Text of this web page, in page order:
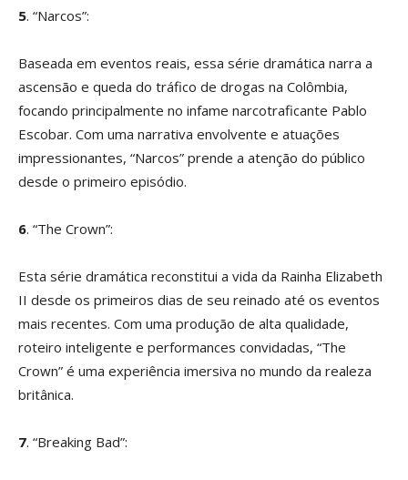
5. “Narcos”:
Baseada em eventos reais, essa série dramática narra a
ascensão e queda do tráfico de drogas na Colômbia,
focando principalmente no infame narcotraficante Pablo
Escobar. Com uma narrativa envolvente e atuações
impressionantes, “Narcos” prende a atenção do público
desde o primeiro episódio.
6. “The Crown”:
Esta série dramática reconstitui a vida da Rainha Elizabeth
II desde os primeiros dias de seu reinado até os eventos
mais recentes. Com uma produção de alta qualidade,
roteiro inteligente e performances convidadas, “The
Crown” é uma experiência imersiva no mundo da realeza
britânica.
7. “Breaking Bad”: